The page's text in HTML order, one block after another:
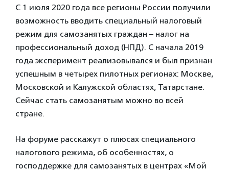
С 1 июля 2020 года все регионы России получили
возможность вводить специальный налоговый
режим для самозанятых граждан – налог на
профессиональный доход (НПД). С начала 2019
года эксперимент реализовывался и был признан
успешным в четырех пилотных регионах: Москве,
Московской и Калужской областях, Татарстане.
Сейчас стать самозанятым можно во всей
стране.
На форуме расскажут о плюсах специального
налогового режима, об особенностях, о
господдержке для самозанятых в центрах «Мой